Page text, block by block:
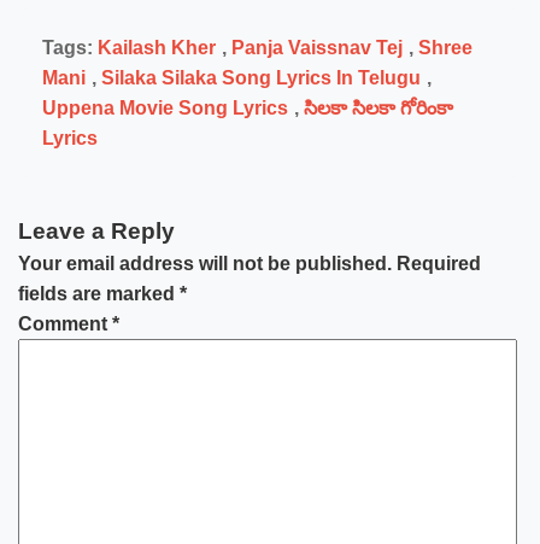
Tags: Kailash Kher , Panja Vaissnav Tej , Shree
Mani , Silaka Silaka Song Lyrics In Telugu ,
Uppena Movie Song Lyrics , సిలకా సిలకా గోరింకా
Lyrics
Leave a Reply
Your email address will not be published. Required
fields are marked *
Comment *